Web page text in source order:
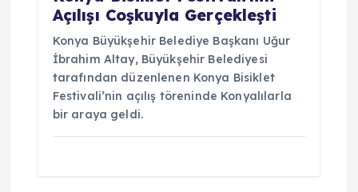
Açılışı Coşkuyla Gerçekleşti
Konya Büyükşehir Belediye Başkanı Uğur
İbrahim Altay, Büyükşehir Belediyesi
tarafından düzenlenen Konya Bisiklet
Festivali’nin açılış töreninde Konyalılarla
bir araya geldi.